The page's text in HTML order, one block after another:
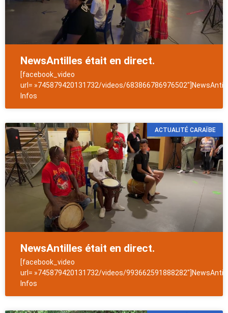
NewsAntilles était en direct.
[facebook_video
url= »745879420131732/videos/
Infos
ACTUALITÉ CARAÏBE
NewsAntilles était en direct.
[facebook_video
url= »745879420131732/videos/
Infos